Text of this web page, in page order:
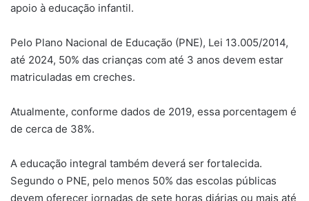
apoio à educação infantil.
Pelo Plano Nacional de Educação (PNE), Lei 13.005/2014,
até 2024, 50% das crianças com até 3 anos devem estar
matriculadas em creches.
Atualmente, conforme dados de 2019, essa porcentagem é
de cerca de 38%.
A educação integral também deverá ser fortalecida.
Segundo o PNE, pelo menos 50% das escolas públicas
devem oferecer jornadas de sete horas diárias ou mais até